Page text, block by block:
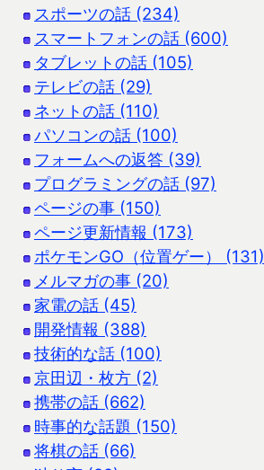
スポーツの話 (234)
スマートフォンの話 (600)
タブレットの話 (105)
テレビの話 (29)
ネットの話 (110)
パソコンの話 (100)
フォームへの返答 (39)
プログラミングの話 (97)
ページの事 (150)
ページ更新情報 (173)
ポケモンGO（位置ゲー） (131)
メルマガの事 (20)
家電の話 (45)
開発情報 (388)
技術的な話 (100)
京田辺・枚方 (2)
携帯の話 (662)
時事的な話題 (150)
将棋の話 (66)